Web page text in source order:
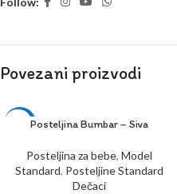
Povezani proizvodi
Posteljina Bumbar – Siva
Posteljina za bebe, Model
Standard, Posteljine Standard
Dečaci